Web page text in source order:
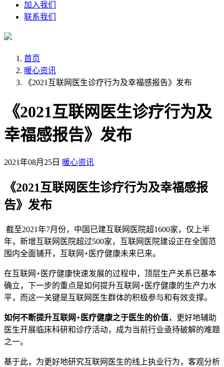
加入我们
联系我们
首页
暖心资讯
《2021互联网医生诊疗行为及幸福感报告》发布
《2021互联网医生诊疗行为及
幸福感报告》发布
2021年08月25日 暖心资讯
《2021互联网医生诊疗行为及幸福感报
告》发布
截至2021年7月份，中国已建互联网医院超1600家，仅上半
年，新增互联网医院超过500家，互联网医院建设正在全国范
围内全面铺开，互联网+医疗健康未来已来。
在互联网+医疗健康快速发展的过程中，顶层生产关系已基本
确立，下一步的重点是如何提升互联网+医疗健康的生产力水
平，而这一关键是互联网医生群体的积极参与和有效支撑。
如何不断提升互联网+医疗健康之于医生的价值，更好地辅助
医生开展临床科研和诊疗活动，成为当前行业亟待破解的难题
之一。
基于此，为更好地研究互联网医生的线上执业行为，客观分析